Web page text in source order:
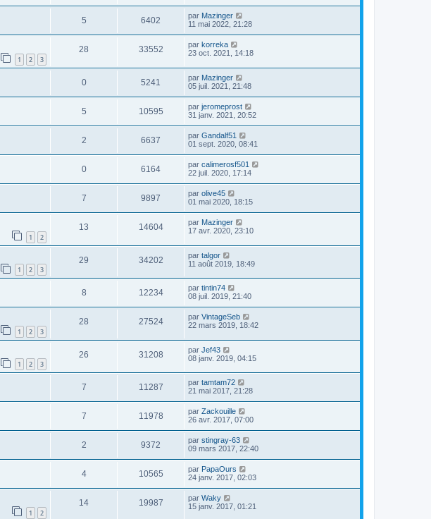
5 6402 par Mazinger
11 mai 2022, 21:28
1 2 3
28 33552 par korreka
23 oct. 2021, 14:18
0 5241 par Mazinger
05 juil. 2021, 21:48
5 10595 par jeromeprost
31 janv. 2021, 20:52
2 6637 par Gandalf51
01 sept. 2020, 08:41
0 6164 par calimerosf501
22 juil. 2020, 17:14
7 9897 par olive45
01 mai 2020, 18:15
1 2
13 14604 par Mazinger
17 avr. 2020, 23:10
1 2 3
29 34202 par talgor
11 août 2019, 18:49
8 12234 par tintin74
08 juil. 2019, 21:40
1 2 3
28 27524 par VintageSeb
22 mars 2019, 18:42
1 2 3
26 31208 par Jef43
08 janv. 2019, 04:15
7 11287 par tamtam72
21 mai 2017, 21:28
7 11978 par Zackouille
26 avr. 2017, 07:00
2 9372 par stingray-63
09 mars 2017, 22:40
4 10565 par PapaOurs
24 janv. 2017, 02:03
1 2
14 19987 par Waky
15 janv. 2017, 01:21